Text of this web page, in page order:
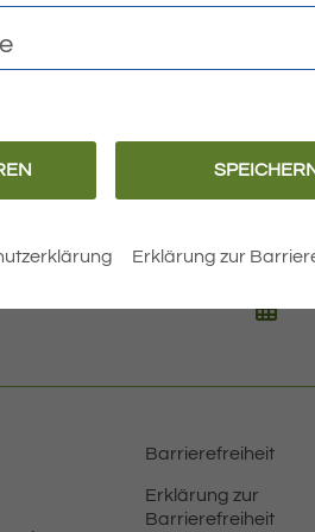
Die Einwohner sind herzlich
Barrierefreiheit
Erklärung zur
Barrierefreiheit
Erklärung zur